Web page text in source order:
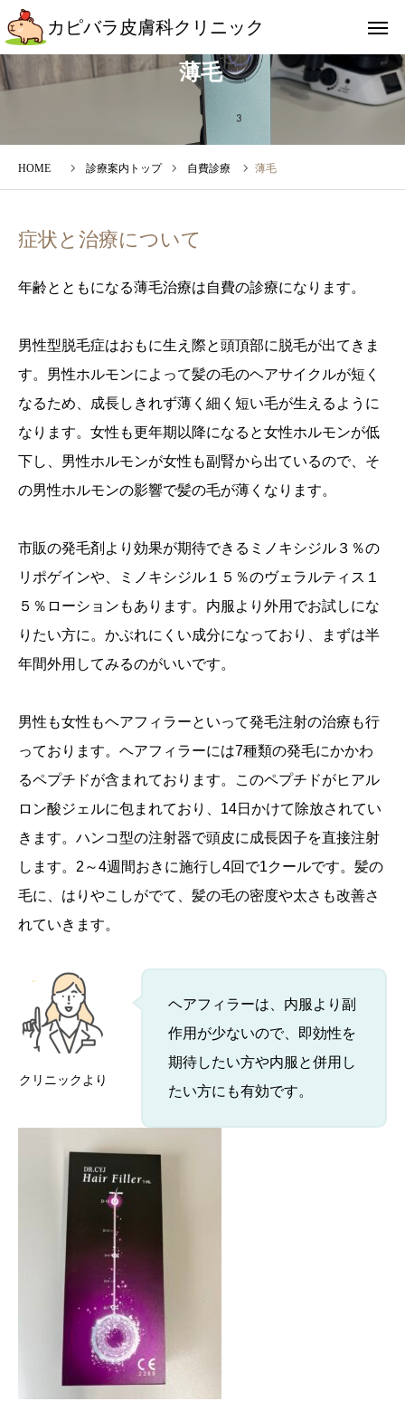
カピバラ皮膚科クリニック
薄毛
診療案内トップ 自費診療 薄毛
症状と治療について
年齢とともになる薄毛治療は自費の診療になります。
男性型脱毛症はおもに生え際と頭頂部に脱毛が出てきま
す。男性ホルモンによって髪の毛のヘアサイクルが短く
なるため、成長しきれず薄く細く短い毛が生えるように
なります。女性も更年期以降になると女性ホルモンが低
下し、男性ホルモンが女性も副腎から出ているので、そ
の男性ホルモンの影響で髪の毛が薄くなります。
市販の発毛剤より効果が期待できるミノキシジル３％の
リポゲインや、ミノキシジル１５％のヴェラルティス１
５％ローションもあります。内服より外用でお試しにな
りたい方に。かぶれにくい成分になっており、まずは半
年間外用してみるのがいいです。
男性も女性もヘアフィラーといって発毛注射の治療も行
っております。ヘアフィラーには7種類の発毛にかかわ
るペプチドが含まれております。このペプチドがヒアル
ロン酸ジェルに包まれており、14日かけて除放されてい
きます。ハンコ型の注射器で頭皮に成長因子を直接注射
します。2～4週間おきに施行し4回で1クールです。髪の
毛に、はりやこしがでて、髪の毛の密度や太さも改善さ
れていきます。
クリニックより
ヘアフィラーは、内服より副
作用が少ないので、即効性を
期待したい方や内服と併用し
たい方にも有効です。
カピバラ皮膚科クリニック
インスタ
受診を希望される方
診療報酬加算について
サイバーセキュリティ対策に関する体制整備